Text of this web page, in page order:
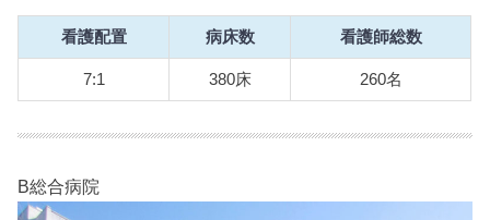
看護配置 病床数 看護師総数
7:1 380床 260名
B総合病院